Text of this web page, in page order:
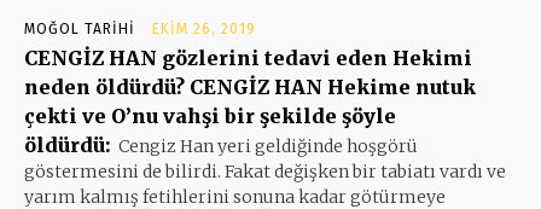
MOĞOL TARIHI EKIM 26, 2019
CENGİZ HAN gözlerini tedavi eden Hekimi
neden öldürdü? CENGİZ HAN Hekime nutuk
çekti ve O’nu vahşi bir şekilde şöyle
öldürdü: Cengiz Han yeri geldiğinde hoşgörü
göstermesini de bilirdi. Fakat değişken bir tabiatı vardı ve
yarım kalmış fetihlerini sonuna kadar götürmeye